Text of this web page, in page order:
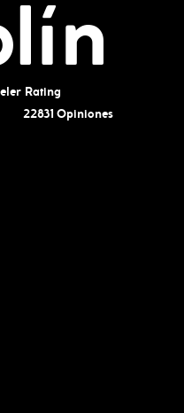
Rating
22831 Opiniones